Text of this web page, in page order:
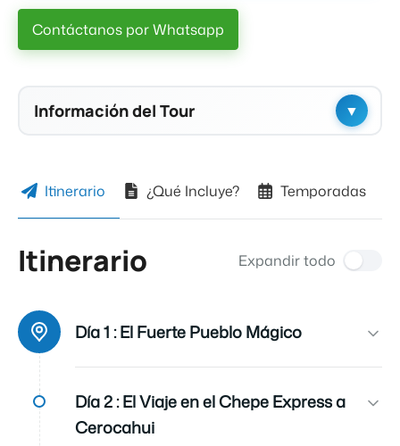
Contáctanos por Whatsapp
Información del Tour
Ciudad de Llegada
Iidioma
Itinerario ¿Qué Incluye? Temporadas
Itinerario Expandir todo
Día 1 :El Fuerte Pueblo Mágico
Día 2 :El Viaje en el Chepe Express a
Cerocahui